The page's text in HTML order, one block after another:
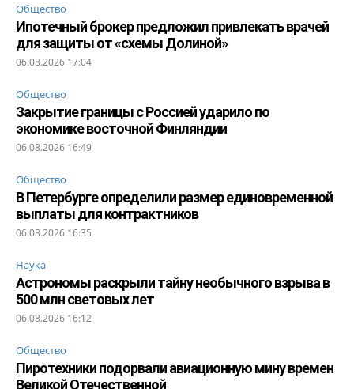
Общество
Ипотечный брокер предложил привлекать врачей
для защиты от «схемы Долиной»
06.08.2026 17:04
Общество
Закрытие границы с Россией ударило по
экономике восточной Финляндии
06.08.2026 16:49
Общество
В Петербурге определили размер единовременной
выплаты для контрактников
06.08.2026 16:35
Наука
Астрономы раскрыли тайну необычного взрыва в
500 млн световых лет
06.08.2026 16:12
Общество
Пиротехники подорвали авиационную мину времен
Великой Отечественной